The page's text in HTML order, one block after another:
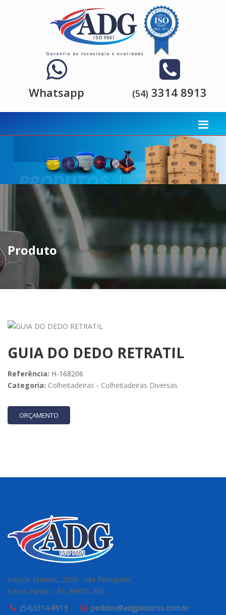
Whatsapp (54) 3314 8913
Produto
GUIA DO DEDO RETRATIL
Referência: H-168206
Categoria: Colheitadeiras - Colheitadeiras Diversas
ORÇAMENTO
Gaspar Martins, 2035 - Vila Petropolis,
Passo Fundo - RS, 99051-380
(54)3314-8913
pedidos@adgplasticos.com.br